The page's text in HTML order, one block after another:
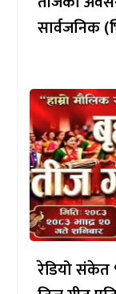
सार्वजनिक
रेडियो संकेत